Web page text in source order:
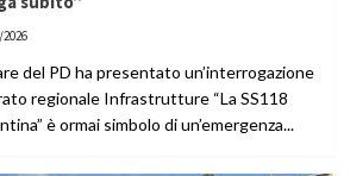
del PD ha presentato un’interrogazione
regionale Infrastrutture “La SS118
è ormai simbolo di un’emergenza...